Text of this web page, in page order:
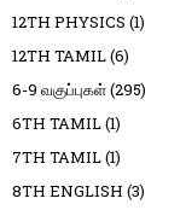
12TH PHYSICS (1)
12TH TAMIL(6)
6-9 வகுப்புகள்(295)
6TH TAMIL(1)
7TH TAMIL(1)
8TH ENGLISH (3)